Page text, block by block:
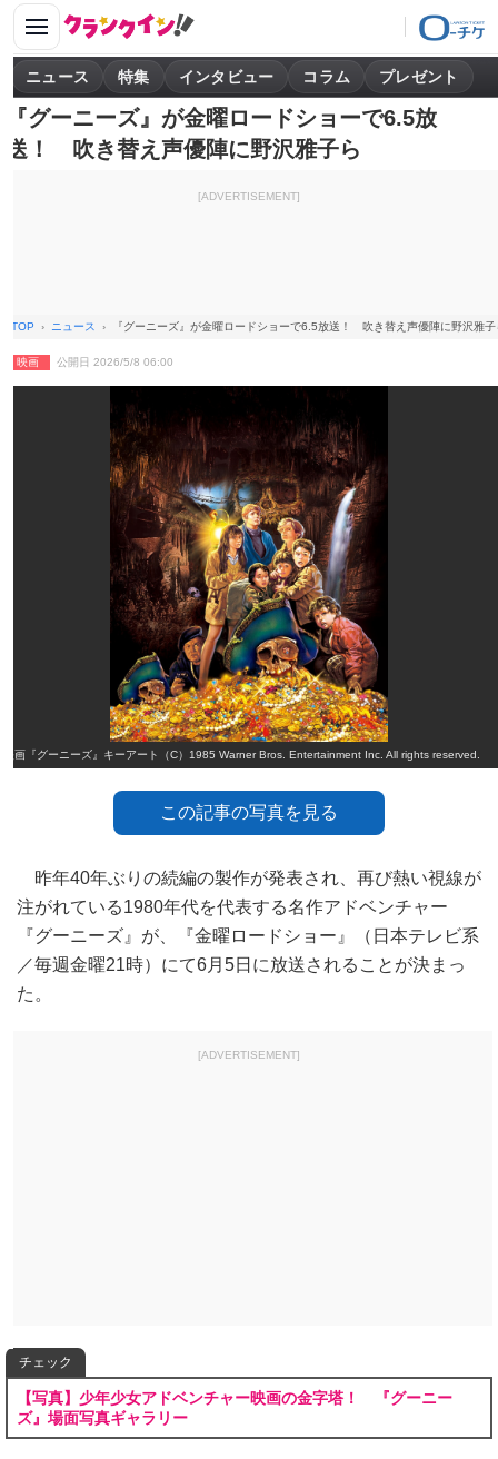
ニュース 特集 インタビュー コラム プレゼント
『グーニーズ』が金曜ロードショーで6.5放
送！ 吹き替え声優陣に野沢雅子ら
[ADVERTISEMENT]
TOP ニュース 『グーニーズ』が金曜ロードショーで6.5放送！ 吹き替え声優陣に野沢雅子
映画 公開日 2026/5/8 06:00
映画『グーニーズ』キーアート（C）1985 Warner Bros. Entertainment Inc. All rights reserved.
この記事の写真を見る
昨年40年ぶりの続編の製作が発表され、再び熱い視線が
注がれている1980年代を代表する名作アドベンチャー
『グーニーズ』が、『金曜ロードショー』（日本テレビ系
／毎週金曜21時）にて6月5日に放送されることが決まっ
た。
[ADVERTISEMENT]
チェック
【写真】少年少女アドベンチャー映画の金字塔！ 『グーニー
ズ』場面写真ギャラリー